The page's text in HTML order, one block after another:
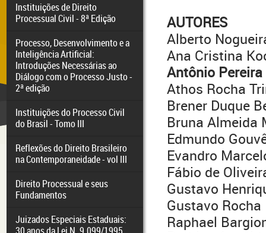
Instituições de Direito
Processual Civil - 8ª Edição
Processo, Desenvolvimento e a
Inteligência Artificial:
Introduções Necessárias ao
Diálogo com o Processo Justo -
2ª edição
Instituições do Processo Civil
do Brasil - Tomo III
Reflexões do Direito Brasileiro
na Contemporaneidade - vol III
Direito Processual e seus
Fundamentos
Juizados Especiais Estaduais:
AUTORES
Alberto
Ana Cristina
Antônio
Athos Rocha
Brener Duque
Bruna Almeida
Edmundo
Evandro
Fábio de
Gustavo
Gustavo
Raphael